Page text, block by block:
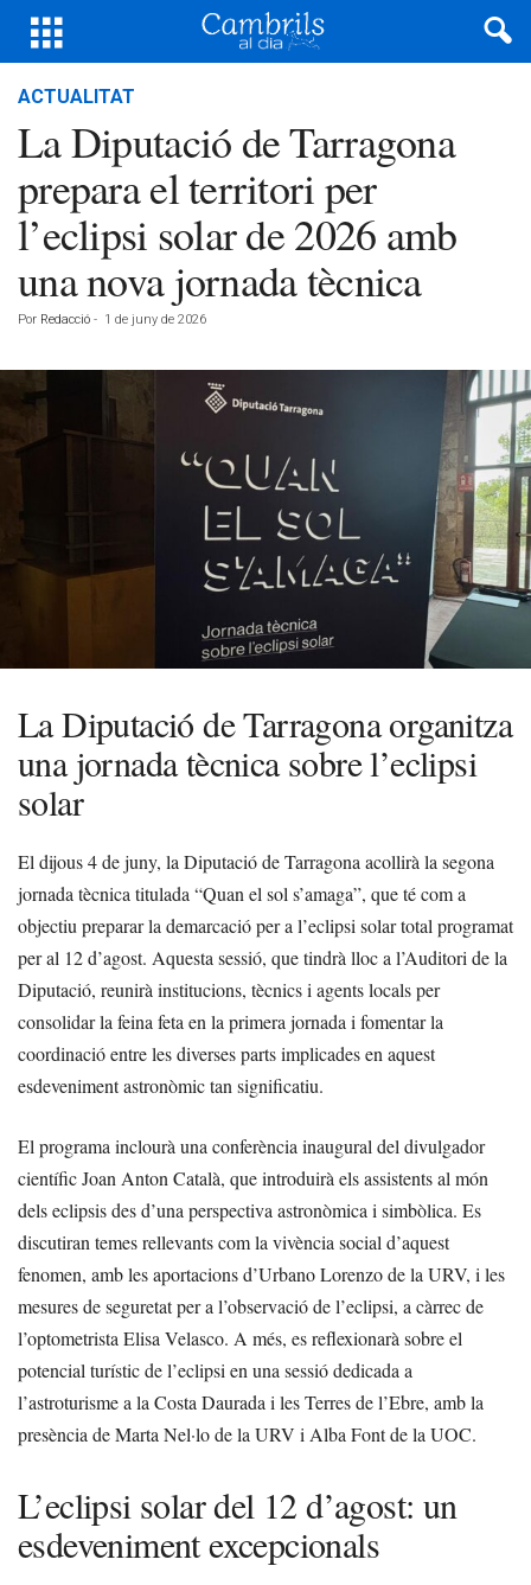
ACTUALITAT
La Diputació de Tarragona
prepara el territori per
l’eclipsi solar de 2026 amb
una nova jornada tècnica
Por Redacció - 1 de juny de 2026
La Diputació de Tarragona organitza
una jornada tècnica sobre l’eclipsi
solar
El dijous 4 de juny, la Diputació de Tarragona acollirà la segona
jornada tècnica titulada “Quan el sol s’amaga”, que té com a
objectiu preparar la demarcació per a l’eclipsi solar total programat
per al 12 d’agost. Aquesta sessió, que tindrà lloc a l’Auditori de la
Diputació, reunirà institucions, tècnics i agents locals per
consolidar la feina feta en la primera jornada i fomentar la
coordinació entre les diverses parts implicades en aquest
esdeveniment astronòmic tan significatiu.
El programa inclourà una conferència inaugural del divulgador
científic Joan Anton Català, que introduirà els assistents al món
dels eclipsis des d’una perspectiva astronòmica i simbòlica. Es
discutiran temes rellevants com la vivència social d’aquest
fenomen, amb les aportacions d’Urbano Lorenzo de la URV, i les
mesures de seguretat per a l’observació de l’eclipsi, a càrrec de
l’optometrista Elisa Velasco. A més, es reflexionarà sobre el
potencial turístic de l’eclipsi en una sessió dedicada a
l’astroturisme a la Costa Daurada i les Terres de l’Ebre, amb la
presència de Marta Nel·lo de la URV i Alba Font de la UOC.
L’eclipsi solar del 12 d’agost: un
esdeveniment excepcionals